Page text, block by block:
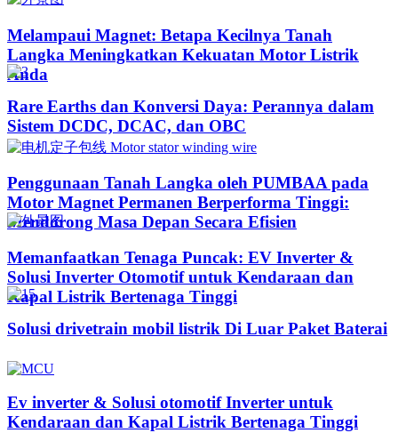
Melampaui Magnet: Betapa Kecilnya Tanah
Langka Meningkatkan Kekuatan Motor Listrik
Anda
Rare Earths dan Konversi Daya: Perannya dalam
Sistem DCDC, DCAC, dan OBC
Penggunaan Tanah Langka oleh PUMBAA pada
Motor Magnet Permanen Berperforma Tinggi:
Mendorong Masa Depan Secara Efisien
Memanfaatkan Tenaga Puncak: EV Inverter &
Solusi Inverter Otomotif untuk Kendaraan dan
Kapal Listrik Bertenaga Tinggi​
Solusi drivetrain mobil listrik Di Luar Paket Baterai
Ev inverter & Solusi otomotif Inverter untuk
Kendaraan dan Kapal Listrik Bertenaga Tinggi